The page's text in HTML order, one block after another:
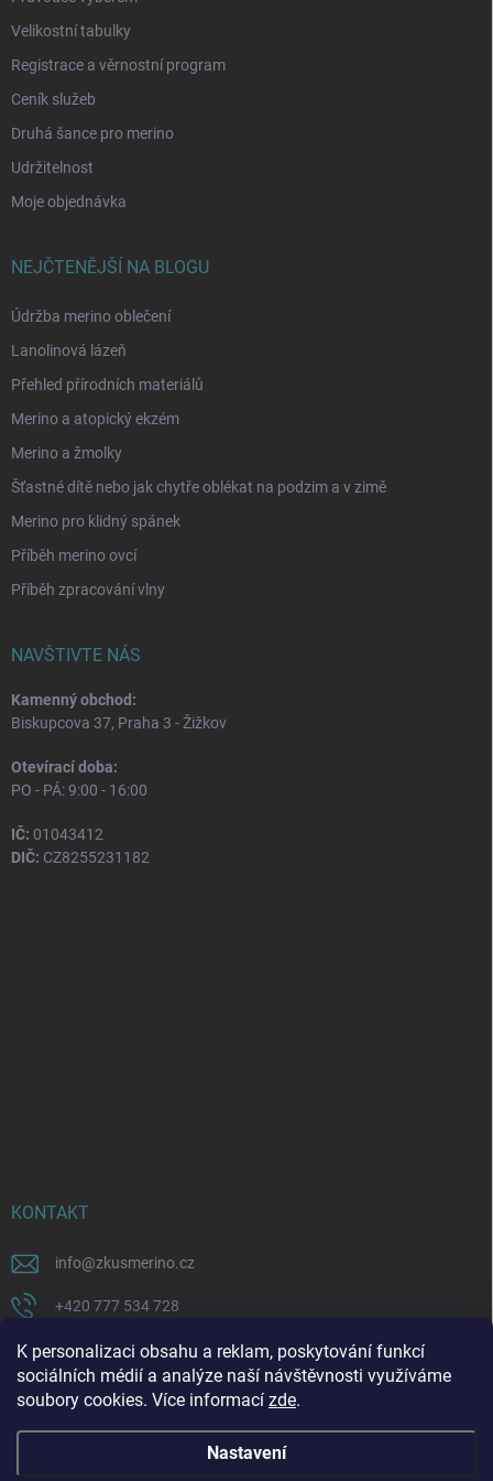
K personalizaci obsahu a reklam, poskytování funkcí
sociálních médií a analýze naší návštěvnosti využíváme
soubory cookies. Více informací zde.
Nastavení
Velikostní tabulky
Registrace a věrnostní program
Ceník služeb
Druhá šance pro merino
Udržitelnost
Moje objednávka
NEJČTENĚJŠÍ NA BLOGU
Údržba merino oblečení
Lanolinová lázeň
Přehled přírodních materiálů
Merino a atopický ekzém
Merino a žmolky
Šťastné dítě nebo jak chytře oblékat na podzim a v zimě
Merino pro klidný spánek
Příběh merino ovcí
Příběh zpracování vlny
NAVŠTIVTE NÁS
Kamenný obchod:
Biskupcova 37, Praha 3 - Žižkov
Otevírací doba:
PO - PÁ: 9:00 - 16:00
IČ: 01043412
DIČ: CZ8255231182
KONTAKT
info@zkusmerino.cz
+420 777 534 728
https://www.facebook.com/zkusmerino/
zkusmerino.cz